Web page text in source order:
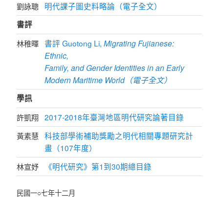
劉詠聰
明代課子圖史料略論（電子全文）
書評
林稚暉 書評 Guotong Li,Migrating Fujianese:
Ethnic,
Family, and Gender Identities in an Early
Modern Maritime World（電子全文）
學訊
許凱翔 2017-2018年臺灣地區明代研究論著目錄
黃素慧 科技部學術補助獎勵之明代相關專題研究計
畫（107年度）
林宣妤 《明代研究》第1到30期總目錄
民國一○七年十二月